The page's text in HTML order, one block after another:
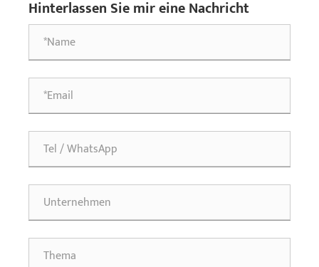
Hinterlassen Sie mir eine Nachricht